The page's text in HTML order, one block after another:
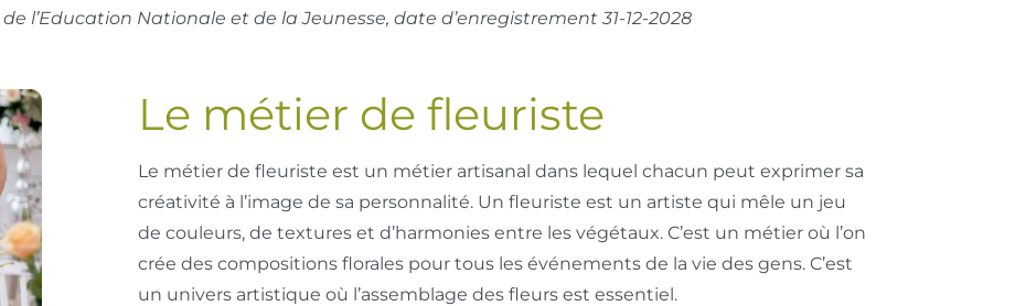
l’Education Nationale et de la Jeunesse, date d’enregistrement 31-12-2028
Le métier de fleuriste
Le métier de fleuriste est un métier artisanal dans lequel chacun peut exprimer sa
créativité à l’image de sa personnalité. Un fleuriste est un artiste qui mêle un jeu
de couleurs, de textures et d’harmonies entre les végétaux. C’est un métier où l’on
crée des compositions florales pour tous les événements de la vie des gens. C’est
un univers artistique où l’assemblage des fleurs est essentiel.